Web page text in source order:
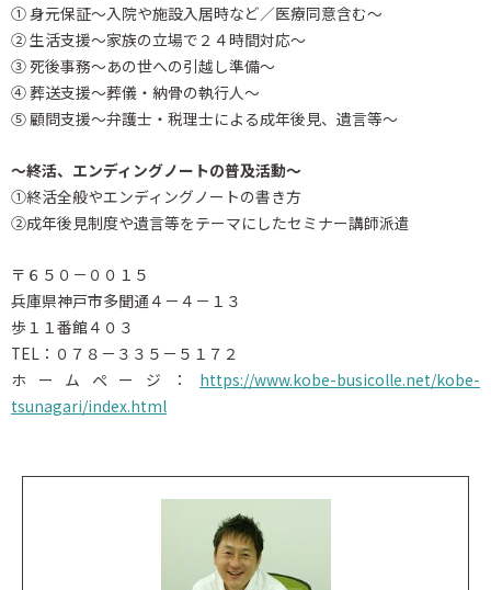
① 身元保証～入院や施設入居時など／医療同意含む～
② 生活支援～家族の立場で２４時間対応～
③ 死後事務～あの世への引越し準備～
④ 葬送支援～葬儀・納骨の執行人～
⑤ 顧問支援～弁護士・税理士による成年後見、遺言等～
～終活、エンディングノートの普及活動～
①終活全般やエンディングノートの書き方
②成年後見制度や遺言等をテーマにしたセミナー講師派遣
〒６５０－００１５
兵庫県神戸市多聞通４－４－１３
歩１１番館４０３
TEL：０７８－３３５－５１７２
ホームページ： https://www.kobe-busicolle.net/kobe-
tsunagari/index.html